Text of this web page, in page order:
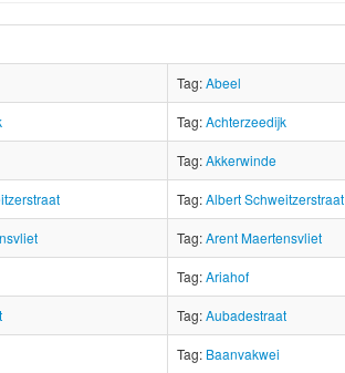
Tag:Abeel
Tag:Achterzeedijk
Tag:Akkerwinde
Tag:Albert Schweitzerstraat
Tag:Arent Maertensvliet
Tag:Ariahof
Tag:Aubadestraat
Tag: Baanvakwei